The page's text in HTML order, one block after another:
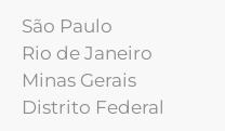
São Paulo
Rio de Janeiro
Minas Gerais
Distrito Federal